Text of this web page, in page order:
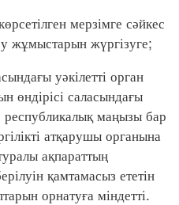
мерзімге сәйкес
жұмыстарын жүргізуге;
уәкілетті орган
өндірісі саласындағы
республикалық маңызы бар
атқарушы органына
ақпараттың
қамтамасыз ететін
орнатуға міндетті.